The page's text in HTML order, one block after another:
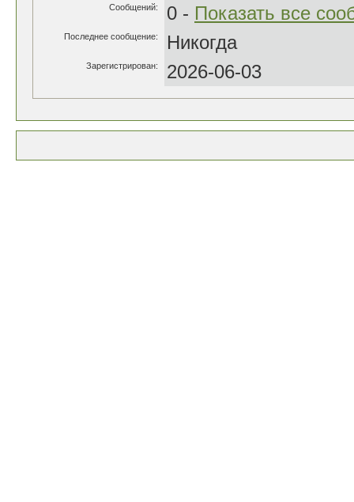
Сообщений: 0 - Показать все
Последнее сообщение: Никогда
Зарегистрирован: 2026-06-03